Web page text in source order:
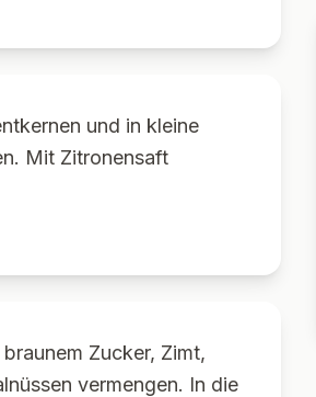
und in kleine
Mit Zitronensaft
Zucker, Zimt,
vermengen. In die